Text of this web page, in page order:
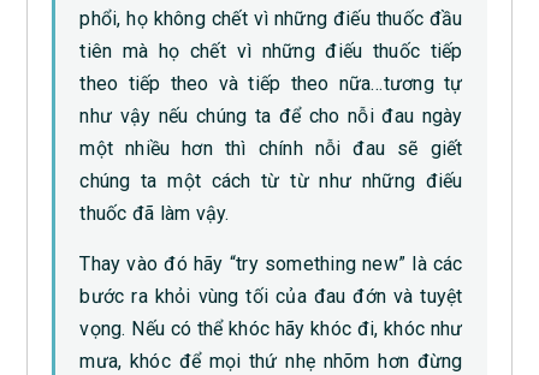
phổi, họ không chết vì những điếu thuốc đầu
tiên mà họ chết vì những điếu thuốc tiếp
theo tiếp theo và tiếp theo nữa…tương tự
như vậy nếu chúng ta để cho nỗi đau ngày
một nhiều hơn thì chính nỗi đau sẽ giết
chúng ta một cách từ từ như những điếu
thuốc đã làm vậy.
Thay vào đó hãy “try something new” là các
bước ra khỏi vùng tối của đau đớn và tuyệt
vọng. Nếu có thể khóc hãy khóc đi, khóc như
mưa, khóc để mọi thứ nhẹ nhõm hơn đừng